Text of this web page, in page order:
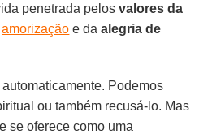
penetrada pelosvalores da
amorização e daalegria de
Podemos
ou também recusá-lo. Mas
se oferece como uma